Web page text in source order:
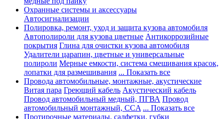
Охранные системы и аксессуары
Автосигнализации
Полировка, ремонт, уход и защита кузова автомобиля
Автополироли для кузова цветные Антикоррозийные
покрытия Глина для очистки кузова автомобиля
Удалители царапин, цветные и универсальные
полироли Мерные емкости, система смешивания красок,
лопатки для размешивания ... Показать все
Провода автомобильные, монтажные, акустические
Витая пара Греющий кабель Акустический кабель
Провод автомобильный медный, ПГВА Провод
автомобильный монтажный, CCA ... Показать все
Протирочные материалы, салфетки, губки